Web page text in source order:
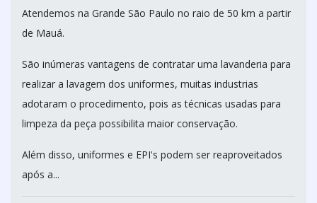
Atendemos na Grande São Paulo no raio de 50 km a partir
de Mauá.
São inúmeras vantagens de contratar uma lavanderia para
realizar a lavagem dos uniformes, muitas industrias
adotaram o procedimento, pois as técnicas usadas para
limpeza da peça possibilita maior conservação.
Além disso, uniformes e EPI's podem ser reaproveitados
após a...